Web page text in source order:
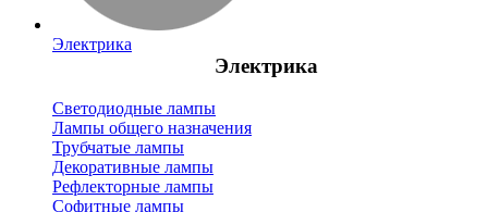
Электрика
Электрика
Светодиодные лампы
Лампы общего назначения
Трубчатые лампы
Декоративные лампы
Рефлекторные лампы
Софитные лампы